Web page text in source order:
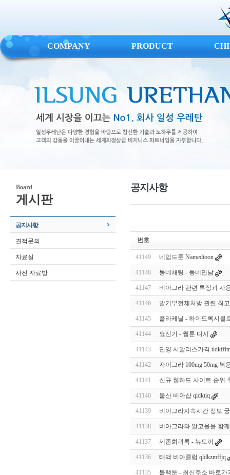
COMPANY PRODUCT
Board
게시판
공지사항
견적문의
자료실
사진 자료방
공지사항
번호
41149 네임드툰 Namedtoon
41148 동네채팅 - 동네만남
41147 비아그라 관련 특징과 사
41146 발기부전제처방 관련 최
41145 플라케닐 - 하이드록시클
41144 요신기 - 웹툰 디시
41143 단양 시알리스가격
41142 자이그라 100mg 50mg 복
41141 신규 웹하드 사이트 순위
41140 울산 비아샵 qldktiq
41139 비아그라지속시간 정보
41138 비아그라와 알코올을 함
41137 제존회귀록 - 뉴토끼
41136 태백 비아클럽 qldkzmffjq
41135 블랙툰 - 최신주소 바로가